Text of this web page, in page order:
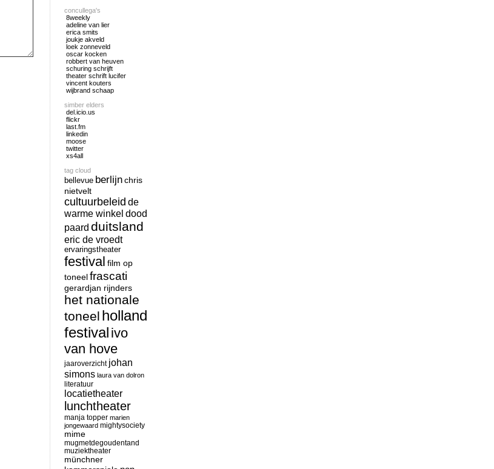
concullega's
8weekly
adeline van lier
erica smits
joukje akveld
loek zonneveld
oscar kocken
robbert van heuven
schuring schrijft
theater schrift lucifer
vincent kouters
wijbrand schaap
simber elders
del.icio.us
flickr
last.fm
linkedin
moose
twitter
xs4all
tag cloud
bellevue berlijnchris
nietvelt
cultuurbeleid de
warme winkel dood
paard duitsland
eric de vroedt
ervaringstheater
festival film op
toneelfrascati
gerardjan rijnders
het nationale
toneel holland
festival ivo
van hove
jaaroverzicht johan
simons laura van dolron
literatuur
locatietheater
lunchtheater
manja topper marien
jongewaard mightysociety
mime
mugmetdegoudentand
muziektheater
münchner